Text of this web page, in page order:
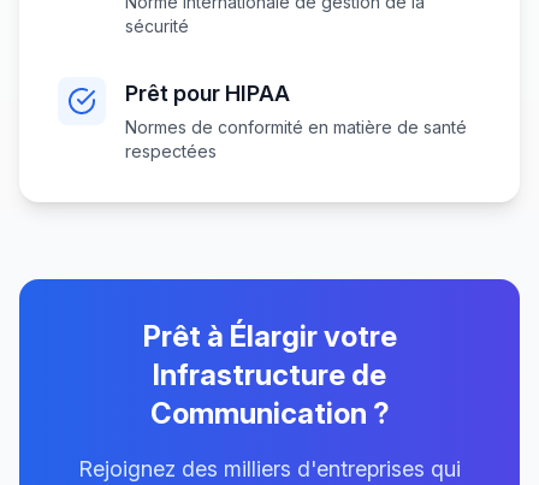
sécurité
Prêt pour HIPAA
Normes de conformité en matière de santé
respectées
Prêt à Élargir votre
Infrastructure de
Communication ?
Rejoignez des milliers d'entreprises qui